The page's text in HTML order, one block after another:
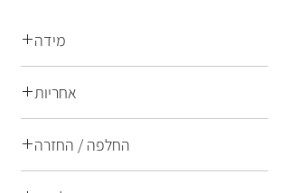
מידה
14X16 מ"מ
אחריות
ברמת גימור הגבוהה ביותר הן בחומרי
החלפה / החזרה